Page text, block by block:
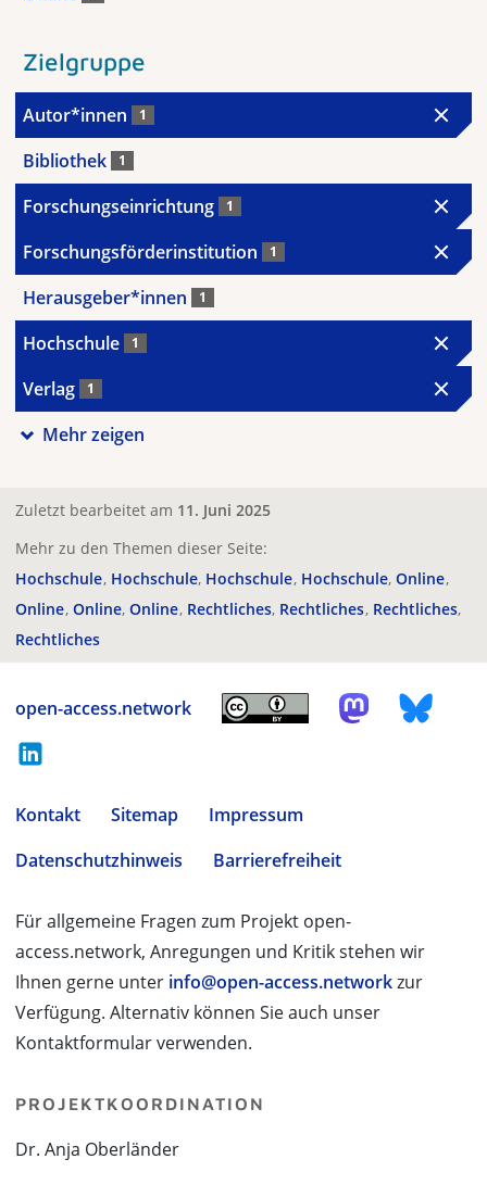
Zielgruppe
Autor*innen 1
Bibliothek 1
Forschungseinrichtung 1
Forschungsförderinstitution 1
Herausgeber*innen 1
Hochschule 1
Verlag 1
Mehr zeigen
Zuletzt bearbeitet am 11. Juni 2025
Mehr zu den Themen dieser Seite:
Hochschule Hochschule Hochschule Hochschule Online
Online Online Online Rechtliches Rechtliches Rechtliches
Rechtliches
open-access.network
Kontakt Sitemap
Impressum
Datenschutzhinweis
Barrierefreiheit
Für allgemeine Fragen zum Projekt open-
access.network, Anregungen und Kritik stehen wir
Ihnen gerne unter info@open-access.networkzur
Verfügung. Alternativ können Sie auch unser
Kontaktformular verwenden.
PROJEKTKOORDINATION
Dr. Anja Oberländer